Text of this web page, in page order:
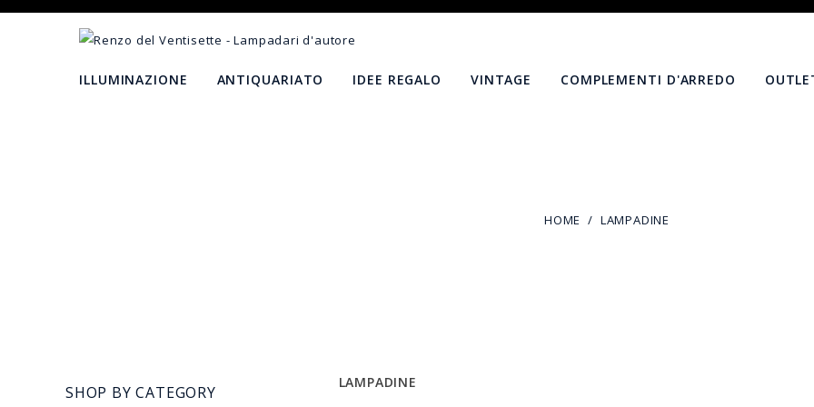
ILLUMINAZIONE ANTIQUARIATO IDEE REGALO VINTAGE COMPLEMENTI D'ARREDO
HOME LAMPADINE
SHOP BY CATEGORY
LAMPADINE